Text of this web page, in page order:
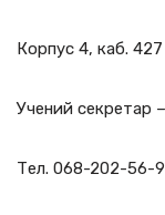
Корпус 4, каб. 427
Учений секретар
Тел. 068-202-56-